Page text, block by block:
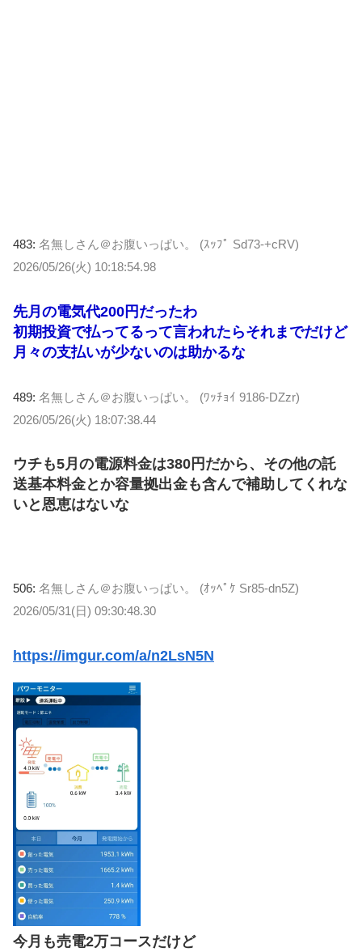
483: 名無しさん＠お腹いっぱい。 (ｽｯﾌﾟ Sd73-+cRV)
2026/05/26(火) 10:18:54.98
先月の電気代200円だったわ
初期投資で払ってるって言われたらそれまでだけど
月々の支払いが少ないのは助かるな
489: 名無しさん＠お腹いっぱい。 (ﾜｯﾁｮｲ 9186-DZzr)
2026/05/26(火) 18:07:38.44
ウチも5月の電源料金は380円だから、その他の託
送基本料金とか容量拠出金も含んで補助してくれな
いと恩恵はないな
506: 名無しさん＠お腹いっぱい。 (ｵｯﾍﾟｹ Sr85-dn5Z)
2026/05/31(日) 09:30:48.30
https://imgur.com/a/n2LsN5N
今月も売電2万コースだけど